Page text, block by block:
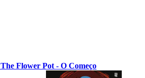
The Flower Pot - O Começo